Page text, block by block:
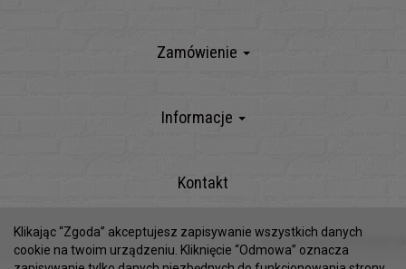
Zamówienie
Informacje
Kontakt
Sklep internetowy SOTESHOP AI
Klikając “Zgoda” akceptujesz zapisywanie wszystkich danych
cookie na twoim urządzeniu. Kliknięcie “Odmowa” oznacza